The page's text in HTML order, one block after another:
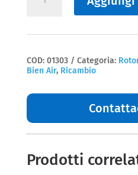
Air
quantità
COD: 01303 Categoria:
Bien Air, Ricambio
Prodotti